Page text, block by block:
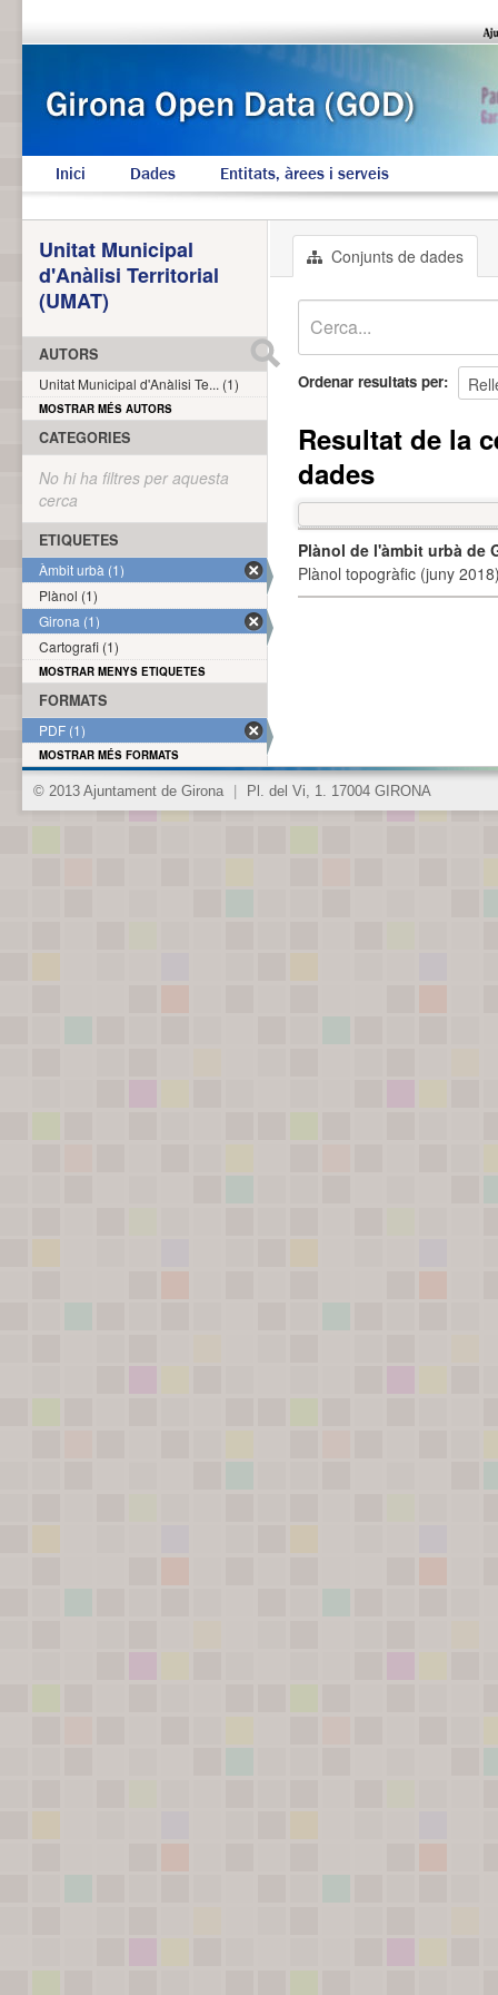
Inici Dades Entitats, àrees i serveis
Conjunts de dades
Ordenar resultats per
Resultat de la
dades
Plànol de l'àmbit urbà de
Plànol topogràfic (juny
Unitat Municipal
d'Anàlisi Territorial
(UMAT)
AUTORS
Unitat Municipal d'Anàlisi Te... (1)
MOSTRAR MÉS AUTORS
CATEGORIES
No hi ha filtres per aquesta
cerca
ETIQUETES
Àmbit urbà (1)
Plànol (1)
Girona (1)
Cartografi (1)
MOSTRAR MENYS ETIQUETES
FORMATS
PDF (1)
MOSTRAR MÉS FORMATS
© 2013 Ajuntament de Girona Pl. del Vi, 1. 17004 GIRONA